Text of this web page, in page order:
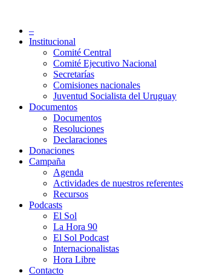
contenido
Partido Socialista de Uruguay
–
Institucional
Comité Central
Comité Ejecutivo Nacional
Secretarías
Comisiones nacionales
Juventud Socialista del Uruguay
Documentos
Documentos
Resoluciones
Declaraciones
Donaciones
Campaña
Agenda
Actividades de nuestros referentes
Recursos
Podcasts
El Sol
La Hora 90
El Sol Podcast
Internacionalistas
Hora Libre
Contacto